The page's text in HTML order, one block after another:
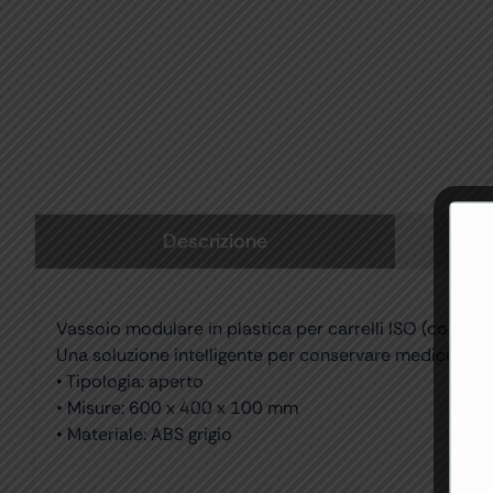
Descrizione
Vassoio modulare in plastica per carrelli ISO (codici
Una soluzione intelligente per conservare
• Tipologia: aperto
• Misure: 600 x 400 x 100 mm
• Materiale: ABS grigio